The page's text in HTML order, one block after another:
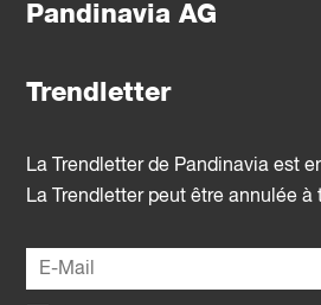
Pandinavia AG
Trendletter
La Trendletter de Pandinavia est
La Trendletter peut être annulée à